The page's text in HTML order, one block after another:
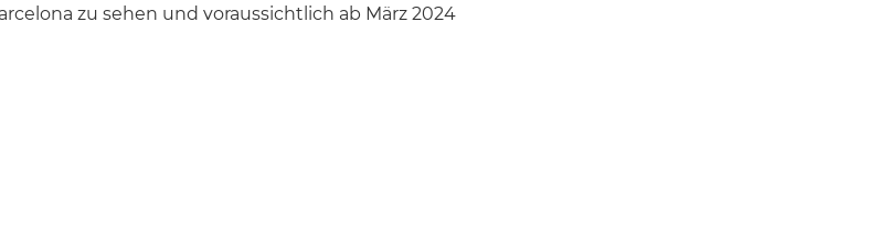
zu sehen und voraussichtlich ab März 2024